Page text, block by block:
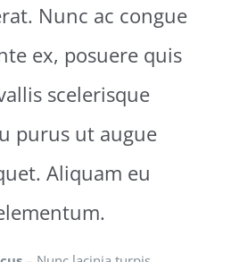
Nunc ac congue
ex, posuere quis
scelerisque
purus ut augue
Aliquam eu